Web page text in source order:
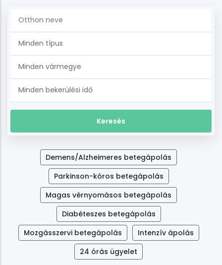
Demens/Alzheimeres betegápolás
Parkinson-kóros betegápolás
Magas vérnyomásos betegápolás
Diabéteszes betegápolás
Mozgásszervi betegápolás
Intenzív ápolás
24 órás ügyelet